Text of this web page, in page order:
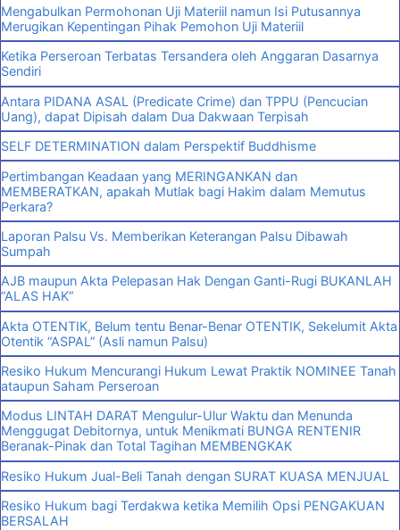
Mengabulkan Permohonan Uji Materiil namun Isi Putusannya
Merugikan Kepentingan Pihak Pemohon Uji Materiil
Ketika Perseroan Terbatas Tersandera oleh Anggaran Dasarnya
Sendiri
Antara PIDANA ASAL (Predicate Crime) dan TPPU (Pencucian
Uang), dapat Dipisah dalam Dua Dakwaan Terpisah
SELF DETERMINATION dalam Perspektif Buddhisme
Pertimbangan Keadaan yang MERINGANKAN dan
MEMBERATKAN, apakah Mutlak bagi Hakim dalam Memutus
Perkara?
Laporan Palsu Vs. Memberikan Keterangan Palsu Dibawah
Sumpah
AJB maupun Akta Pelepasan Hak Dengan Ganti-Rugi BUKANLAH
“ALAS HAK”
Akta OTENTIK, Belum tentu Benar-Benar OTENTIK, Sekelumit Akta
Otentik “ASPAL” (Asli namun Palsu)
Resiko Hukum Mencurangi Hukum Lewat Praktik NOMINEE Tanah
ataupun Saham Perseroan
Modus LINTAH DARAT Mengulur-Ulur Waktu dan Menunda
Menggugat Debitornya, untuk Menikmati BUNGA RENTENIR
Beranak-Pinak dan Total Tagihan MEMBENGKAK
Resiko Hukum Jual-Beli Tanah dengan SURAT KUASA MENJUAL
Resiko Hukum bagi Terdakwa ketika Memilih Opsi PENGAKUAN
BERSALAH